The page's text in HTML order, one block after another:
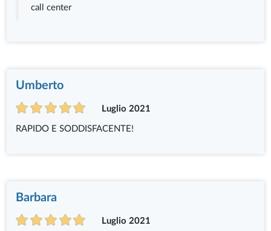
call center
Umberto
Luglio 2021
RAPIDO E SODDISFACENTE!
Barbara
Luglio 2021